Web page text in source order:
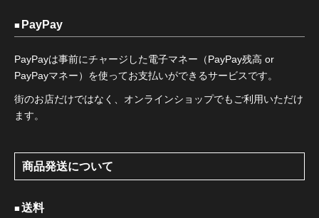
PayPay
PayPayは事前にチャージした電子マネー（PayPay残高 or
PayPayマネー）を使ってお支払いができるサービスです。
街のお店だけではなく、オンラインショップでもご利用いただけ
ます。
商品発送について
送料